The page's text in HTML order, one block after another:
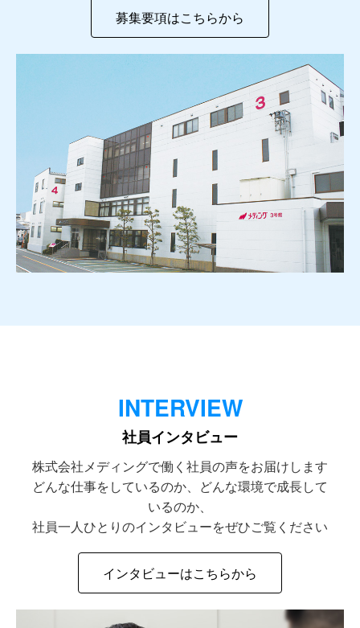
募集要項はこちらから
INTERVIEW
社員インタビュー
株式会社メディングで働く社員の声をお届けします
どんな仕事をしているのか、どんな環境で成長して
いるのか、
社員一人ひとりのインタビューをぜひご覧ください
インタビューはこちらから